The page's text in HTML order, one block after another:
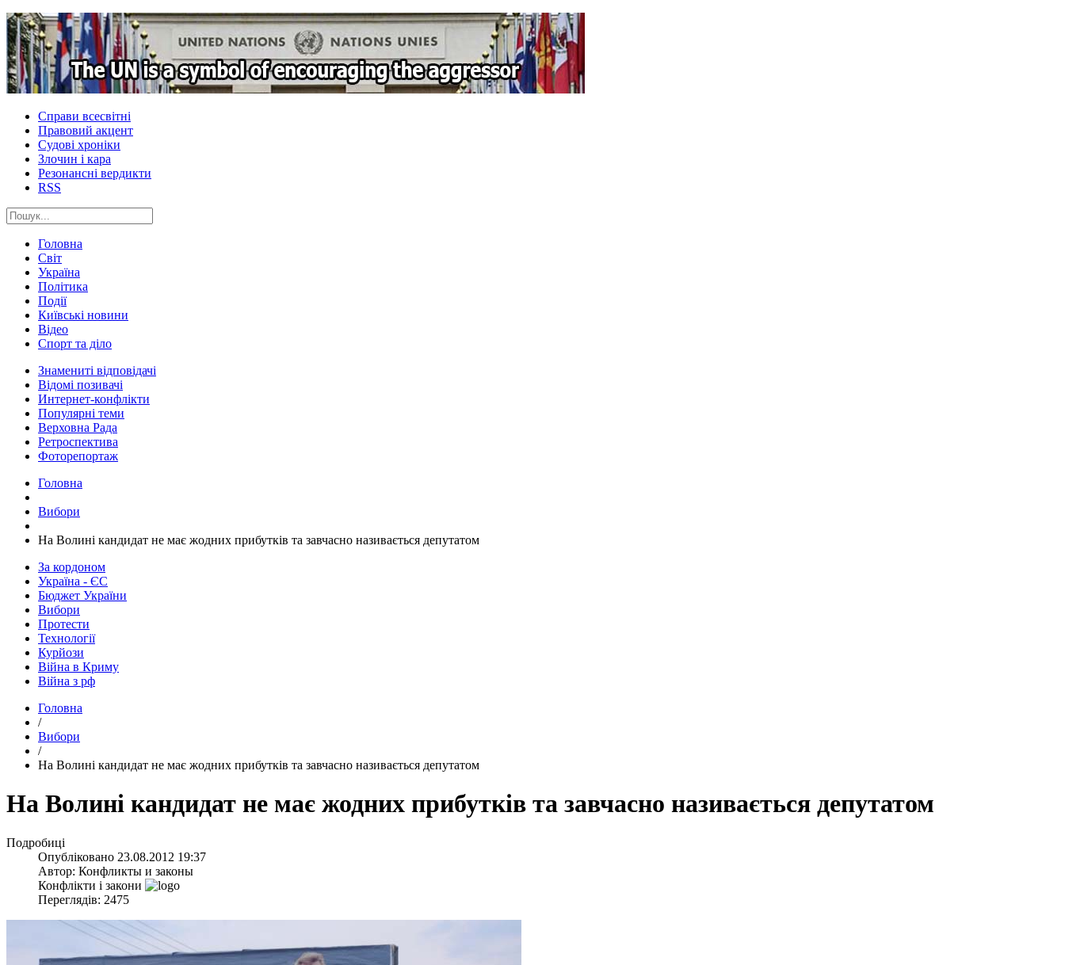
Справи всесвітні
Правовий акцент
Судові хроніки
Злочин і кара
Резонансні вердикти
RSS
Головна
Світ
Україна
Політика
Події
Київські новини
Відео
Спорт та діло
Знамениті відповідачі
Відомі позивачі
Интернет-конфлікти
Популярні теми
Верховна Рада
Ретроспектива
Фоторепортаж
Головна
Вибори
На Волині кандидат не має жодних прибутків та завчасно називається депутатом
За кордоном
Україна - ЄС
Бюджет України
Вибори
Протести
Технології
Курйози
Війна в Криму
Війна з рф
Головна
/
Вибори
/
На Волині кандидат не має жодних прибутків та завчасно називається депутатом
На Волині кандидат не має жодних прибутків та завчасно називається депутатом
Подробиці
Опубліковано 23.08.2012 19:37
Автор: Конфликты и законы
Конфлікти і закони
Переглядів: 2475